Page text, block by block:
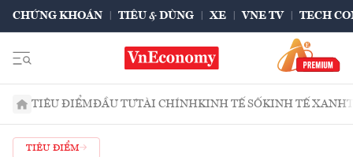
CHỨNG KHOÁN TIÊU & DÙNG XE VNE TV TECH
TIÊU ĐIỂMĐẦU TƯTÀI CHÍNHKINH TẾ SỐKINH TẾ XANH
TIÊU ĐIỂM